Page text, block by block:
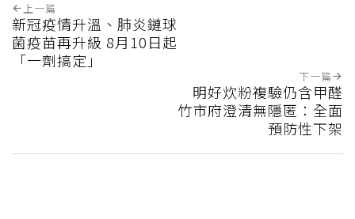
上一篇
新冠疫情升溫、肺炎鏈球
菌疫苗再升級 8月10日起
「一劑搞定」
下一篇
明好炊粉複驗仍含甲醛
竹市府澄清無隱匿：全面
預防性下架